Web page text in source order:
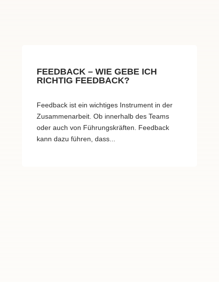
FEEDBACK – WIE GEBE ICH
RICHTIG FEEDBACK?
Feedback ist ein wichtiges Instrument in der
Zusammenarbeit. Ob innerhalb des Teams
oder auch von Führungskräften. Feedback
kann dazu führen, dass...